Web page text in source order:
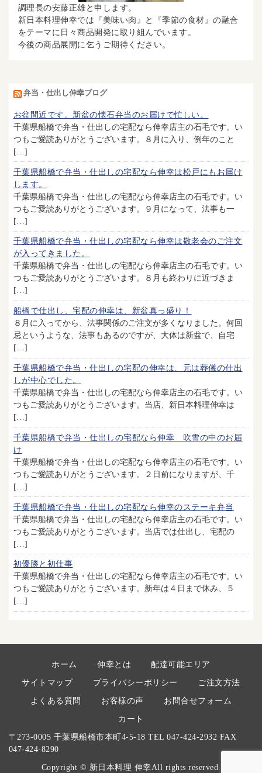
調理長の安藤正雄と申します。
新日本料理伸幸では『美味い肉』と『季節の食材』の融合
をテーマに日々商品開発に取り組んでいます。
今後の商品展開に乞うご期待ください。
弁当・仕出し伸幸ブログ
お盆間近です。新盆の懐石弁当のお届けで忙しい。
千葉県船橋で弁当・仕出しの宅配なら伸幸店主の石毛です。い
つもご愛読ありがとうございます。８月に入り、例年のこと
[…]
千葉県船橋で弁当・仕出しの宅配なら伸幸は松戸にもお届け
します。
千葉県船橋で弁当・仕出しの宅配なら伸幸店主の石毛です。い
つもご愛読ありがとうございます。９月になって、法事も一
[…]
千葉県船橋で弁当・仕出しの宅配なら伸幸は敬老会のご注文
が入ってきました。
千葉県船橋で弁当・仕出しの宅配なら伸幸店主の石毛です。い
つもご愛読ありがとうございます。８月も終わりに近づきま
[…]
船橋で仕出し、宅配の伸幸は、新盆真っ盛り！
８月に入ってから、法事関係のご注文が多くなりました。何回
忌というような、法事もあるのですが、大体は新盆で、自宅
[…]
千葉県船橋で弁当・仕出しの宅配の伸幸は、元は葬儀の仕出
しが中心でした。
千葉県船橋で弁当・仕出しの宅配なら伸幸店主の石毛です。い
つもご愛読ありがとうございます。当店、新日本料理伸幸は
[…]
千葉県船橋で弁当・仕出しの宅配なら伸幸 吹雪の中のお届
け
千葉県船橋で弁当・仕出しの宅配なら伸幸店主の石毛です。い
つもご愛読ありがとうございます。２日前になりますが、千
[…]
千葉県船橋で弁当・仕出しの宅配なら伸幸のステーキ弁当
千葉県船橋で弁当・仕出しの宅配なら伸幸店主の石毛です。い
つもご愛読ありがとうございます。当店では仕出し、宅配の
[…]
初優勝と初仕事
千葉県船橋で弁当・仕出しの宅配なら伸幸店主の石毛です。い
つもご愛読ありがとうございます。新年は４日まで休み、５
[…]
ホーム 伸幸とは 配達可能エリア
サイトマップ プライバシーポリシー ご注文方法
よくある質問 お客様の声 お問合せフォーム
カート
〒273-0005 千葉県船橋市本町4-5-18 TEL 047-424-2932 FAX
047-424-8290
Copyright © 新日本料理 伸幸All rights reserved.